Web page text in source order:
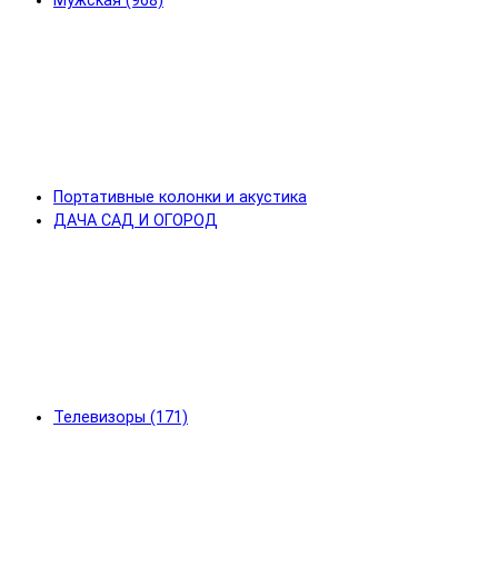
Портативные колонки и акустика
ДАЧА САД И ОГОРОД
Телевизоры (171)